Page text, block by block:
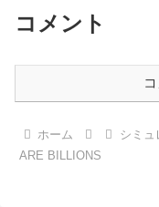
コメント
ホーム シミュ
ARE BILLIONS